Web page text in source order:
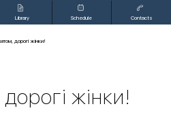
Library Schedule Contacts
дорогі жінки!
жінки!